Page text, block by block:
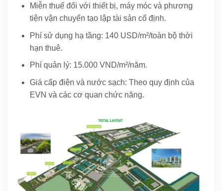
Miễn thuế đối với thiết bị, máy móc và phương
tiện vận chuyển tạo lập tài sản cố định.
Phí sử dụng hạ tầng: 140 USD/m²/toàn bộ thời
hạn thuê.
Phí quản lý: 15.000 VND/m²/năm.
Giá cấp điện và nước sạch: Theo quy định của
EVN và các cơ quan chức năng.